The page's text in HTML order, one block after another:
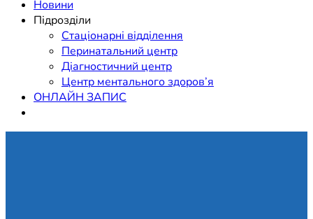
Новини
Підрозділи
Стаціонарні відділення
Перинатальний центр
Діагностичний центр
Центр ментального здоров’я
ОНЛАЙН ЗАПИС